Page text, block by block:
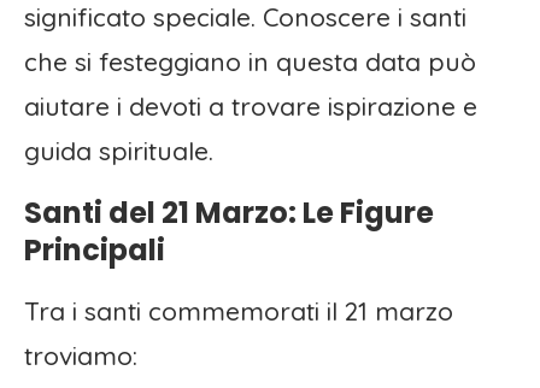
significato speciale. Conoscere i santi
che si festeggiano in questa data può
aiutare i devoti a trovare ispirazione e
guida spirituale.
Santi del 21 Marzo: Le Figure
Principali
Tra i santi commemorati il 21 marzo
troviamo: